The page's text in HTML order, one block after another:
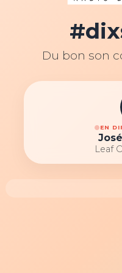
Du bon son
EN
Leaf